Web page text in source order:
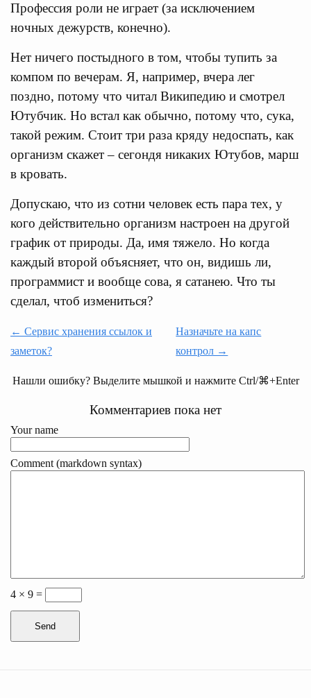
Профессия роли не играет (за исключением
ночных дежурств, конечно).
Нет ничего постыдного в том, чтобы тупить за
компом по вечерам. Я, например, вчера лег
поздно, потому что читал Википедию и смотрел
Ютубчик. Но встал как обычно, потому что, сука,
такой режим. Стоит три раза кряду недоспать, как
организм скажет – сегондя никаких Ютубов, марш
в кровать.
Допускаю, что из сотни человек есть пара тех, у
кого действительно организм настроен на другой
график от природы. Да, имя тяжело. Но когда
каждый второй объясняет, что он, видишь ли,
программист и вообще сова, я сатанею. Что ты
сделал, чтоб измениться?
← Сервис хранения ссылок и
заметок?
Назначьте на капс
контрол →
Нашли ошибку? Выделите мышкой и нажмите Ctrl/⌘+Enter
Комментариев пока нет
Your name
Comment (markdown syntax)
4 × 9 =
Send